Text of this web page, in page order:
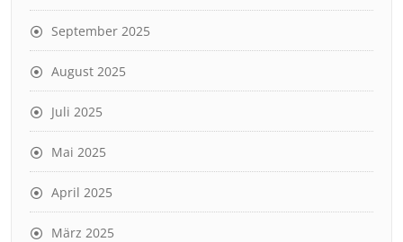
September 2025
August 2025
Juli 2025
Mai 2025
April 2025
März 2025